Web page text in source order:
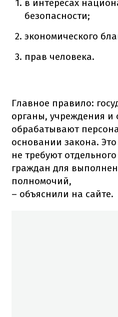
в интересах
безопасности;
экономического
прав человека.
Главное правило:
органы, учреждения и
обрабатывают
основании закона.
не требуют
граждан для
полномочий,
– объяснили на сайте.